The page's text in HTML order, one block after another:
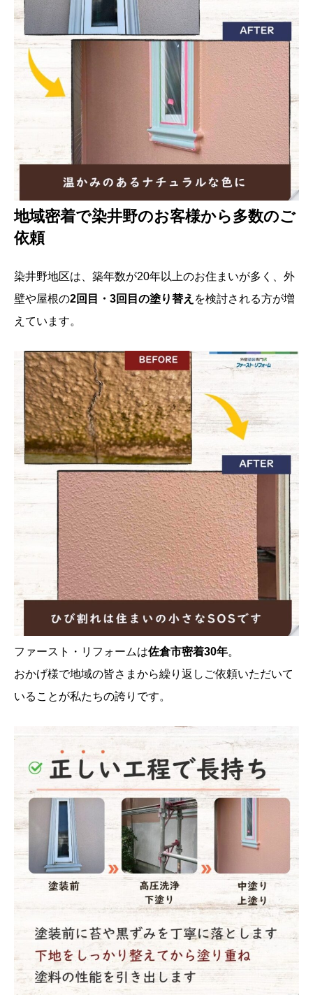
地域密着で染井野のお客様から多数のご
依頼
染井野地区は、築年数が20年以上のお住まいが多く、外
壁や屋根の2回目・3回目の塗り替え を検討される方が増
えています。
ファースト・リフォームは佐倉市密着30年。
おかげ様で地域の皆さまから繰り返しご依頼いただいて
いることが私たちの誇りです。